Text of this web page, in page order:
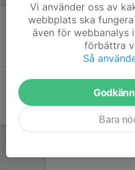
2026
Vi använder oss av
webbplats ska
även för webbanalys
förbättra
Så
Bara